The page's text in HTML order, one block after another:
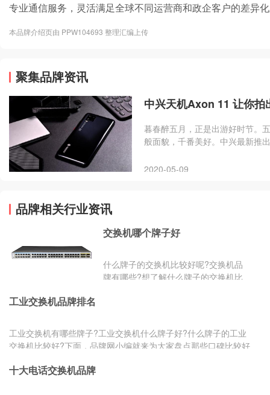
专业通信服务，灵活满足全球不同运营商和政企客户的差异
本品牌介绍页由 PPW104693 整理汇编上传
聚集品牌资讯
中兴天机Axon 11 让你拍
暮春醉五月，正是出游好时节。
般面貌，千番美好。中兴最新推
2020-05-09
品牌相关行业资讯
交换机哪个牌子好
什么牌子的交换机比较好呢?交换机品
牌有哪些?想了解什么牌子的交换机比
工业交换机品牌排名
工业交换机有哪些牌子?工业交换机什么牌子好?什么牌子的工业
交换机比较好?下面，品牌网小编就来为大家盘点那些口碑比较好
十大电话交换机品牌